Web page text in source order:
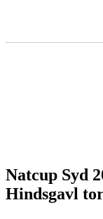
Natcup Syd
Hindsgavl